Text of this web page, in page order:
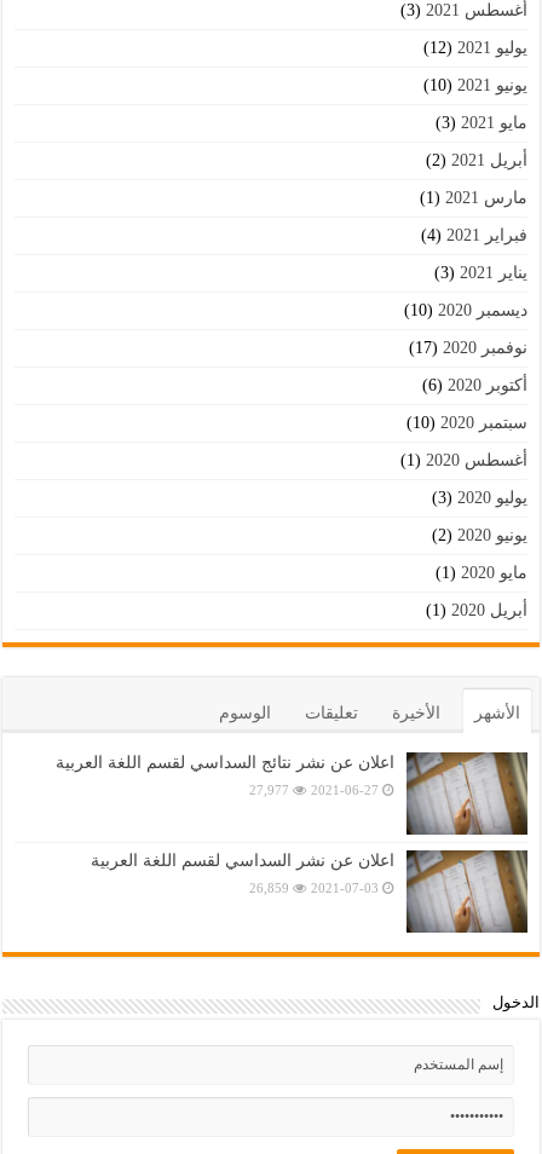
أغسطس 2021 (3)
يوليو 2021 (12)
يونيو 2021 (10)
مايو 2021 (3)
أبريل 2021 (2)
مارس 2021 (1)
فبراير 2021 (4)
يناير 2021 (3)
ديسمبر 2020 (10)
نوفمبر 2020 (17)
أكتوبر 2020 (6)
سبتمبر 2020 (10)
أغسطس 2020 (1)
يوليو 2020 (3)
يونيو 2020 (2)
مايو 2020 (1)
أبريل 2020 (1)
الأشهر الأخيرة تعليقات الوسوم
اعلان عن نشر نتائج السداسي لقسم اللغة العربية
2021-06-27
27,977
اعلان عن نشر السداسي لقسم اللغة العربية
2021-07-03
26,859
الدخول